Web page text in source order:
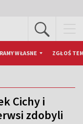
WŁASNE ZGŁOŚ
Cichy i
zdobyli